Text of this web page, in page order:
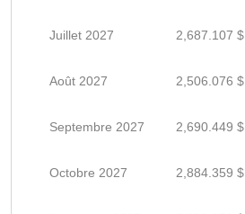
Juillet 2027 2,687.107 $
Août 2027 2,506.076 $
Septembre 2027 2,690.449 $
Octobre 2027 2,884.359 $